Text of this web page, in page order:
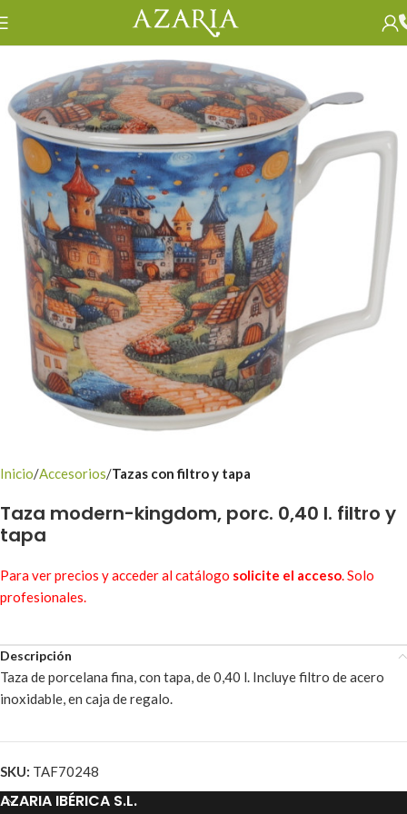
Inicio Accesorios Tazas con filtro y tapa
Taza modern-kingdom, porc. 0,40 l. filtro y
tapa
Para ver precios y acceder al catálogo solicite el acceso. Solo
profesionales.
Descripción
Taza de porcelana fina, con tapa, de 0,40 l. Incluye filtro de acero
inoxidable, en caja de regalo.
SKU: TAF70248
AZARIA IBÉRICA S.L.